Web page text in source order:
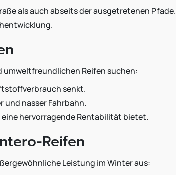
als auch abseits der ausgetretenen Pfade.
umweltfreundlichen Reifen suchen:
senkt.
und nasser Fahrbahn.
hervorragende Rentabilität bietet.
Reifen
Leistung im Winter aus: